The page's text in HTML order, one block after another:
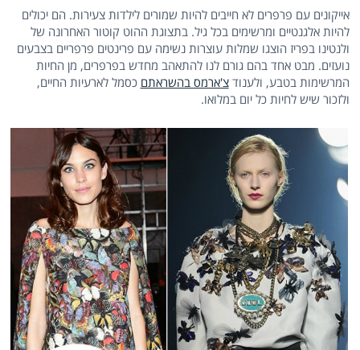
אייקונים עם פרפרים לא חייבים להיות שמורים לילדות צעירות. הם יכולים
להיות אלגנטיים ומרשימים בכל גיל. בתצוגת ההוט קוטור האחרונה של
ולנטינו בפריז הוצגו שמלות עוצרות נשימה עם פרינטים פרפריים בצבעים
נועזים. מבט אחד בהם גורם לנו להתאהב מחדש בפרפרים, מן החיות
המרשימות בטבע, ולענודצ'ארמס בהשראתם כסמל לארעיות החיים,
ולזכור שיש לחיות כל יום במלואו.